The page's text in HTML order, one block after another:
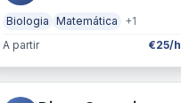
Biologia Matemática
+1
A partir
€25/h